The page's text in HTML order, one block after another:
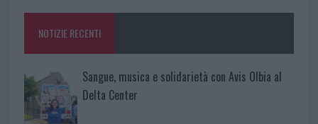
NOTIZIE RECENTI
Sangue, musica e solidarietà con Avis Olbia al
Delta Center